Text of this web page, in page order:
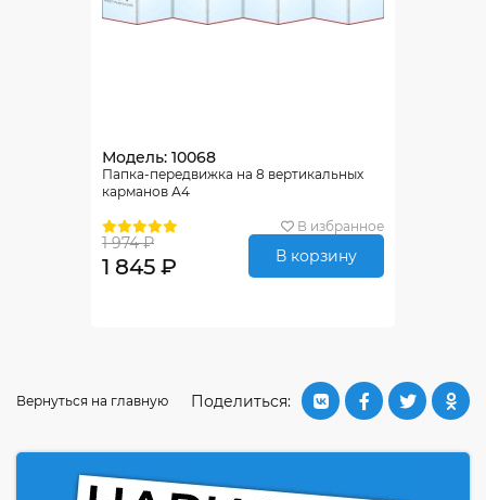
Модель: 10068
Папка-передвижка на 8 вертикальных
карманов А4
В избранное
1 974 ₽
1 845 ₽ В корзину
Поделиться:
Вернуться на главную